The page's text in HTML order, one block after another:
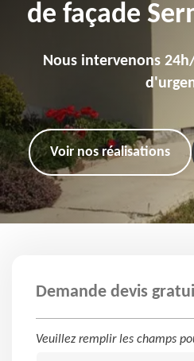
de façade
Nous intervenons
Voir nos réalisations
Demande devis
Veuillez remplir les champs